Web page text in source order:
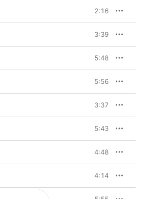
2:16
3:39
5:48
5:56
3:37
5:43
4:48
4:14